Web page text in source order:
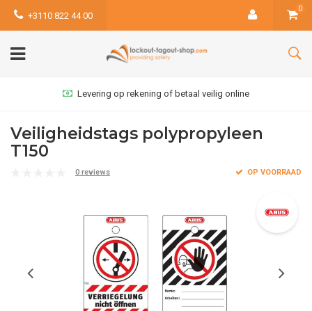
+3110 822 44 00
0
Levering op rekening of betaal veilig online
Veiligheidstags polypropyleen
T150
0 reviews OP VOORRAAD